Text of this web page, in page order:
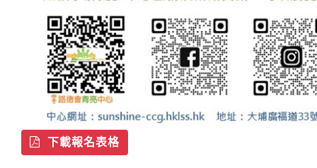
下載報名表格